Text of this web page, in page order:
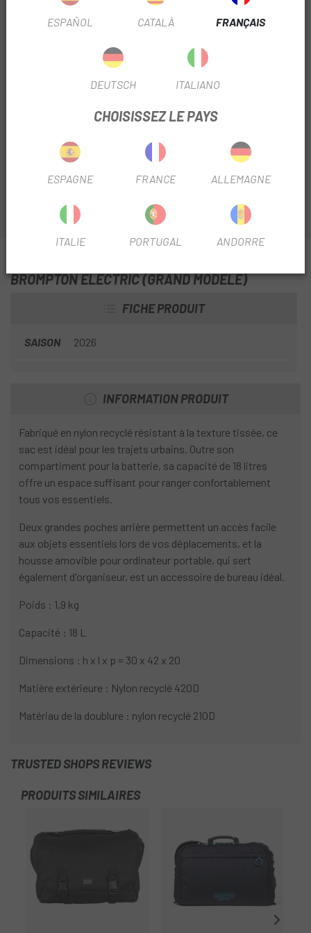
, issu de la nouvelle collection de sacs conçus
Electric. Un choix de tailles et de fonctionnalités pour
répondre à tous vos besoins.
BROMPTON ELECTRIC (GRAND MODÈLE)
FICHE PRODUIT
SAISON 2026
INFORMATION PRODUIT
Fabriqué en nylon recyclé résistant à la texture tissée, ce
sac est idéal pour les trajets urbains. Outre son
compartiment pour la batterie, sa capacité de 18 litres
offre un espace suffisant pour ranger confortablement
tous vos essentiels.
Deux grandes poches arrière permettent un accès facile
aux objets essentiels lors de vos déplacements, et la
housse amovible pour ordinateur portable, qui sert
également d'organiseur, est un accessoire de bureau idéal.
Poids : 1,9 kg
Capacité : 18 L
Dimensions : h x l x p = 30 x 42 x 20
Matière extérieure : Nylon recyclé 420D
Matériau de la doublure : nylon recyclé 210D
TRUSTED SHOPS REVIEWS
PRODUITS SIMILAIRES
ESPAÑOL CATALÀ FRANÇAIS
DEUTSCH ITALIANO
CHOISISSEZ LE PAYS
ESPAGNE FRANCE ALLEMAGNE
ITALIE PORTUGAL ANDORRE